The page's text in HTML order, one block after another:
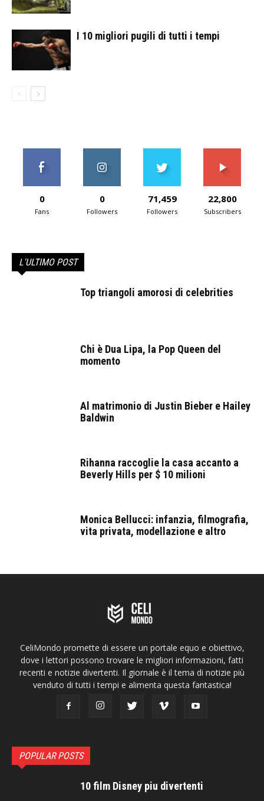
I 10 migliori pugili di tutti i tempi
0
Fans
0
Followers
71,459
Followers
22,800
Subscribers
L'ULTIMO POST
Top triangoli amorosi di celebrities
Chi è Dua Lipa, la Pop Queen del
momento
Al matrimonio di Justin Bieber e Hailey
Baldwin
Rihanna raccoglie la casa accanto a
Beverly Hills per $ 10 milioni
Monica Bellucci: infanzia, filmografia,
vita privata, modellazione e altro
CeliMondo promette di essere un portale equo e obiettivo,
dove i lettori possono trovare le migliori informazioni, fatti
recenti e notizie divertenti. Il giornale è il tema di notizie più
venduto di tutti i tempi e alimenta questa fantastica!
POPULAR POSTS
10 film Disney piu divertenti